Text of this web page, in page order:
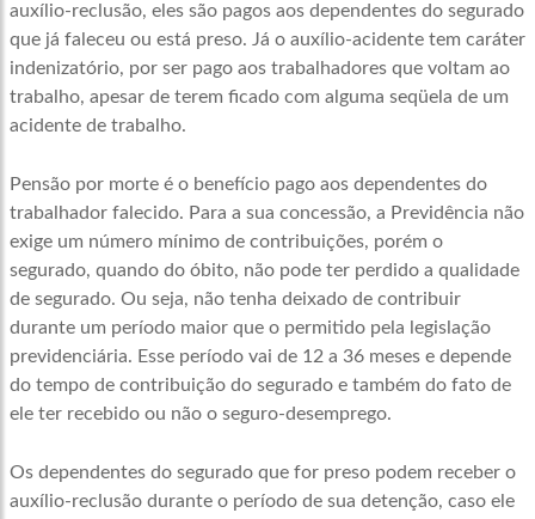
auxílio-reclusão, eles são pagos aos dependentes do segurado
que já faleceu ou está preso. Já o auxílio-acidente tem caráter
indenizatório, por ser pago aos trabalhadores que voltam ao
trabalho, apesar de terem ficado com alguma seqüela de um
acidente de trabalho.
Pensão por morte é o benefício pago aos dependentes do
trabalhador falecido. Para a sua concessão, a Previdência não
exige um número mínimo de contribuições, porém o
segurado, quando do óbito, não pode ter perdido a qualidade
de segurado. Ou seja, não tenha deixado de contribuir
durante um período maior que o permitido pela legislação
previdenciária. Esse período vai de 12 a 36 meses e depende
do tempo de contribuição do segurado e também do fato de
ele ter recebido ou não o seguro-desemprego.
Os dependentes do segurado que for preso podem receber o
auxílio-reclusão durante o período de sua detenção, caso ele